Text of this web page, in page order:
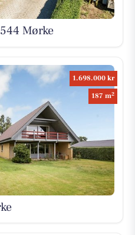
Mørke
1.698.000 kr
187 m2